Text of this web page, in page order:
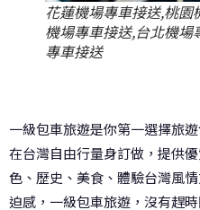
花蓮機場專車接送,桃園
機場專車接送,台北機場
專車接送
一級包車旅遊是你第一選擇旅
在台灣自由行量身訂做，提供
色、歷史、美食、體驗台灣風
迫感，一級包車旅遊，沒有趕